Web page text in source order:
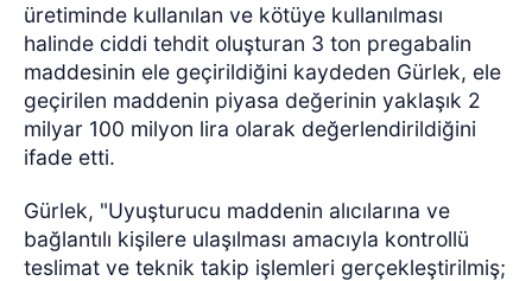
üretiminde kullanılan ve kötüye kullanılması
halinde ciddi tehdit oluşturan 3 ton pregabalin
maddesinin ele geçirildiğini kaydeden Gürlek, ele
geçirilen maddenin piyasa değerinin yaklaşık 2
milyar 100 milyon lira olarak değerlendirildiğini
ifade etti.
Gürlek, "Uyuşturucu maddenin alıcılarına ve
bağlantılı kişilere ulaşılması amacıyla kontrollü
teslimat ve teknik takip işlemleri gerçekleştirilmiş;